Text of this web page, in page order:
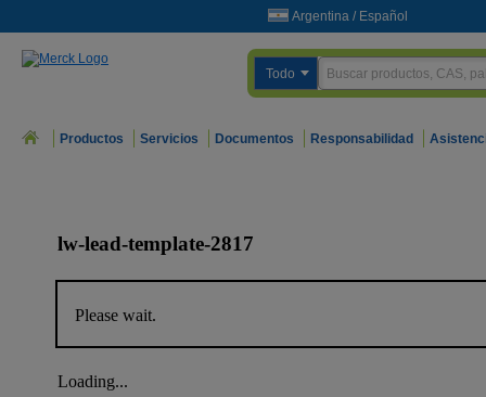
Argentina / Español
Todo
Productos Servicios Documentos Responsabilidad